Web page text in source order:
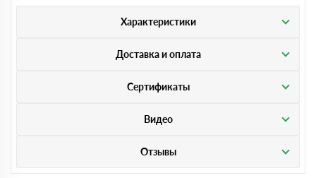
Характеристики
Доставка и оплата
Сертификаты
Видео
Отзывы